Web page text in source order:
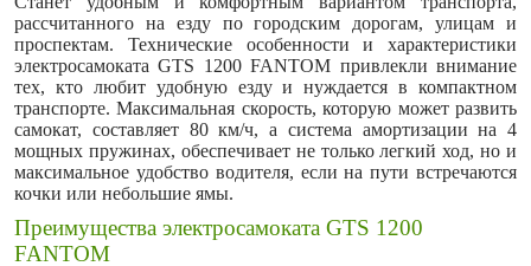
рассчитанного на езду по городским дорогам, улицам и
проспектам. Технические особенности и характеристики
электросамоката GTS 1200 FANTOM привлекли внимание
тех, кто любит удобную езду и нуждается в компактном
транспорте. Максимальная скорость, которую может развить
самокат, составляет 80 км/ч, а система амортизации на 4
мощных пружинах, обеспечивает не только легкий ход, но и
максимальное удобство водителя, если на пути встречаются
кочки или небольшие ямы.
Преимущества электросамоката GTS 1200
FANTOM